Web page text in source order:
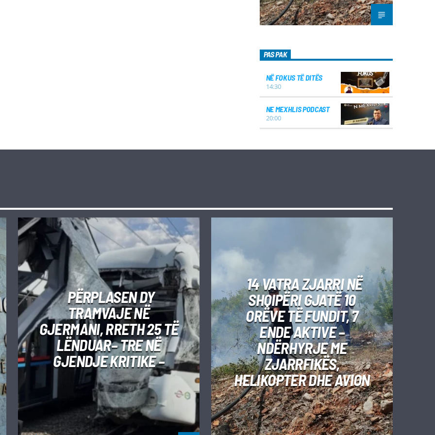
PAS PAK
NË FOKUS TË DITËS
14:30
NE MEXHLIS PODCAST
20:00
PËRPLASEN DY
TRAMVAJE NË
GJERMANI, RRETH 25 TË
LËNDUAR– TRE NË
GJENDJE KRITIKE –
14 VATRA ZJARRI NË
SHQIPËRI GJATË 10
ORËVE TË FUNDIT, 7
ENDE AKTIVE –
NDËRHYRJE ME
ZJARRFIKËS,
HELIKOPTER DHE AVION